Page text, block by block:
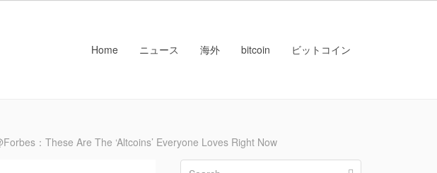
Home ニュース 海外 bitcoin ビットコイン
：These Are The ‘Altcoins’ Everyone Loves Right Now